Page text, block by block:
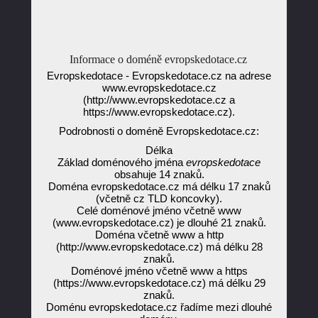
Informace o doméně evropskedotace.cz
Evropskedotace - Evropskedotace.cz na adrese
www.evropskedotace.cz
(http://www.evropskedotace.cz a
https://www.evropskedotace.cz).
Podrobnosti o doméně Evropskedotace.cz:
Délka
Základ doménového jména evropskedotace
obsahuje 14 znaků.
Doména evropskedotace.cz má délku 17 znaků
(včetně cz TLD koncovky).
Celé doménové jméno včetně www
(www.evropskedotace.cz) je dlouhé 21 znaků.
Doména včetně www a http
(http://www.evropskedotace.cz) má délku 28
znaků.
Doménové jméno včetně www a https
(https://www.evropskedotace.cz) má délku 29
znaků.
Doménu evropskedotace.cz řadíme mezi dlouhé